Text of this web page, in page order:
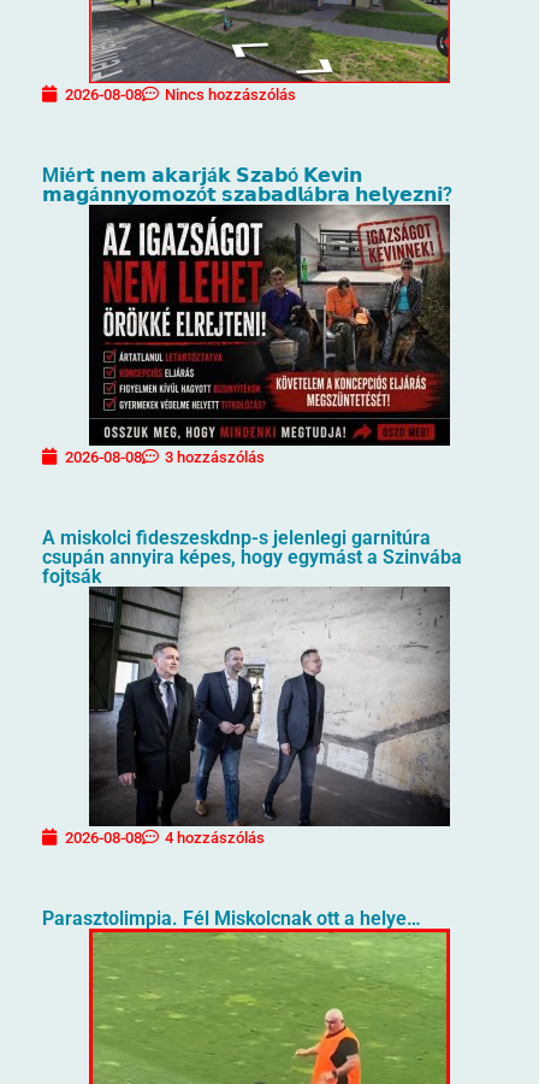
2026-08-08 Nincs hozzászólás
M𝗶é𝗿𝘁 𝗻𝗲𝗺 𝗮𝗸𝗮𝗿𝗷á𝗸 𝗦𝘇𝗮𝗯ó 𝗞𝗲𝘃𝗶𝗻
𝗺𝗮𝗴á𝗻𝗻𝘆𝗼𝗺𝗼𝘇ó𝘁 𝘀𝘇𝗮𝗯𝗮𝗱𝗹á𝗯𝗿𝗮 𝗵𝗲𝗹𝘆𝗲𝘇𝗻𝗶?
2026-08-08 3 hozzászólás
A miskolci fideszeskdnp-s jelenlegi garnitúra
csupán annyira képes, hogy egymást a Szinvába
fojtsák
2026-08-08 4 hozzászólás
Parasztolimpia. Fél Miskolcnak ott a helye…